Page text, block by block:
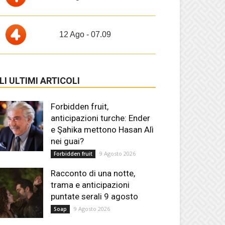
12 Ago - 07.09
ULTIMI ARTICOLI
Forbidden fruit,
anticipazioni turche: Ender
e Şahika mettono Hasan Alì
nei guai?
Forbidden fruit 9 Agosto 2026
Racconto di una notte,
trama e anticipazioni
puntate serali 9 agosto
Soap 9 Agosto 2026